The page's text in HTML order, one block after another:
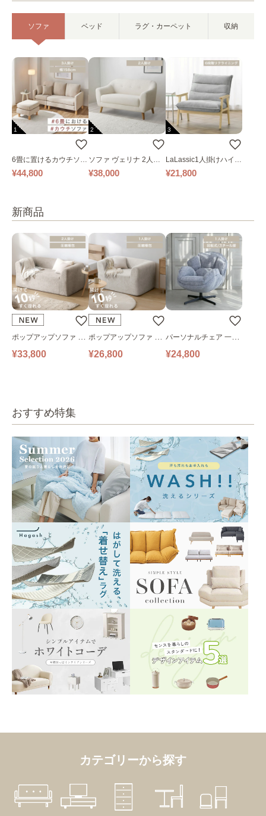
ソファ ベッド ラグ・カーペット 収納
1
6畳に置けるカウチソフ
ァ｜ベージュ
¥44,800
2
ソファ ヴェリナ 2人掛
け
¥38,000
3
LaLassic1人掛けハイバ
ックソファ ワイド
¥21,800
新商品
ポップアップソファ ソ
ファ フロアソファ 幅14
¥33,800
ポップアップソファ ソ
ファ フロアソファ 幅10
¥26,800
パーソナルチェア 一人
掛けソファ O’HANA ソ
¥24,800
おすすめ特集
カテゴリーから探す